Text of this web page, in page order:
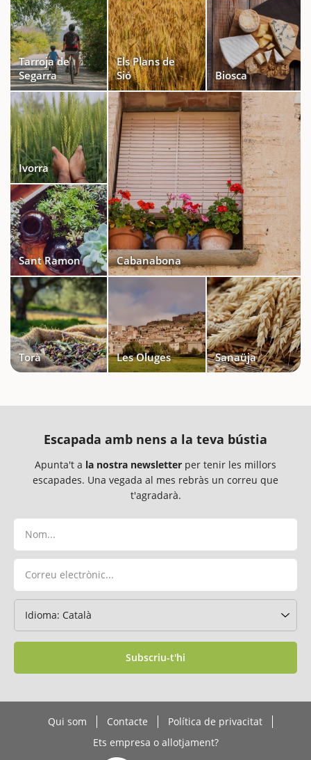
Tarroja de
Segarra
Els Plans de
Sió
Biosca
Ivorra
Sant Ramon Cabanabona
Torà Les Oluges Sanaüja
Escapada amb nens a la teva bústia
Apunta't a la nostra newsletter per tenir les millors
escapades. Una vegada al mes rebràs un correu que
t'agradarà.
Subscriu-t'hi
Qui som Contacte
Política de privacitat
Ets empresa o allotjament?